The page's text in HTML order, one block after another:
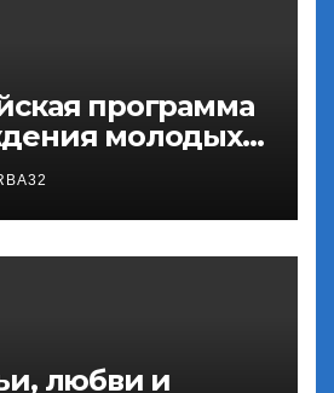
программа
молодых
и
служащих
любви и